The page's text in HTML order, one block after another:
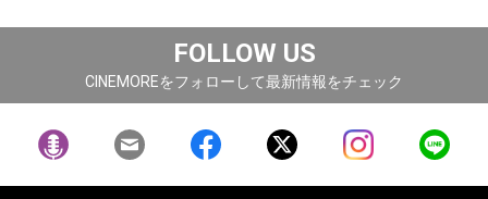
FOLLOW US
CINEMOREをフォローして最新情報をチェック